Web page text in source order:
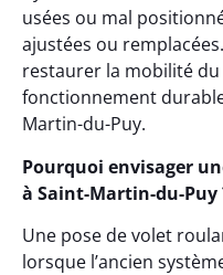
usées ou mal
ajustées ou
restaurer la mobilité
fonctionnement
Martin-du-Puy.
Pourquoi envisager
à Saint-Martin-du-Puy
Une pose de volet
lorsque l’ancien